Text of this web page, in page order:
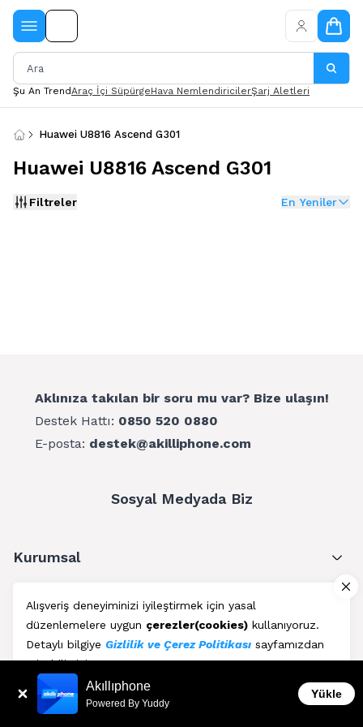
Alışveriş deneyiminizi iyileştirmek için yasal
düzenlemelere uygun çerezler(cookies) kullanıyoruz.
Detaylı bilgiye Gizlilik ve Çerez Politikası sayfamızdan
erişebilirsiniz.
Kabul Et
Şu An TrendAraç İçi SüpürgeHava NemlendiricilerŞarj Aletleri
Huawei U8816 Ascend G301
Huawei U8816 Ascend G301
Filtreler En Yeniler
Aklınıza takılan bir soru mu var? Bize ulaşın!
Destek Hattı: 0850 520 0880
E-posta: destek@akilliphone.com
Sosyal Medyada Biz
Kurumsal
Müşteri Hizmetleri
Üyelik
Blog Akıllıphone
Powered By Yuddy
Yükle